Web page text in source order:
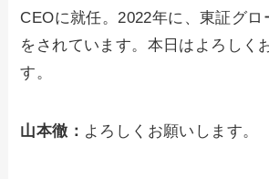
CEOに就任。2022年に、東証グロ
をされています。本日はよろしく
す。
山本徹： よろしくお願いします。